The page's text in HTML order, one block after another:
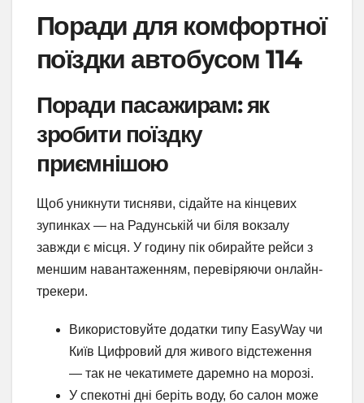
Поради для комфортної
поїздки автобусом 114
Поради пасажирам: як
зробити поїздку
приємнішою
Щоб уникнути тисняви, сідайте на кінцевих
зупинках — на Радунській чи біля вокзалу
завжди є місця. У годину пік обирайте рейси з
меншим навантаженням, перевіряючи онлайн-
трекери.
Використовуйте додатки типу EasyWay чи
Київ Цифровий для живого відстеження
— так не чекатимете даремно на морозі.
У спекотні дні беріть воду, бо салон може